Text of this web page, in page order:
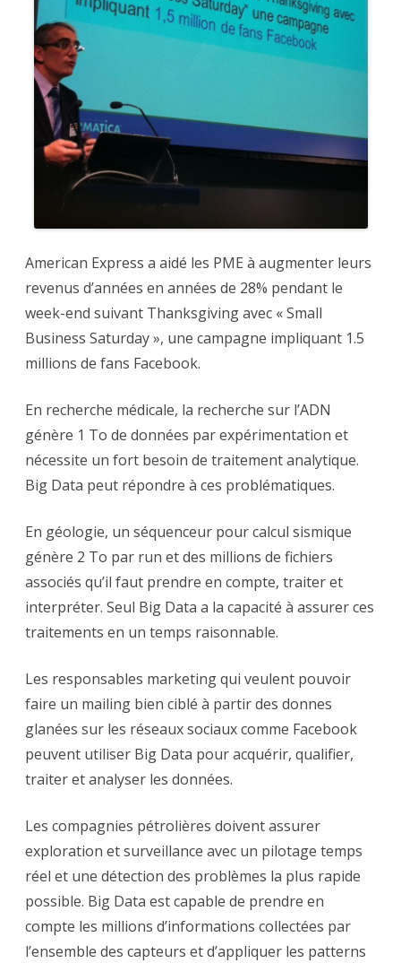
American Express a aidé les PME à augmenter leurs
revenus d’années en années de 28% pendant le
week-end suivant Thanksgiving avec « Small
Business Saturday », une campagne impliquant 1.5
millions de fans Facebook.
En recherche médicale, la recherche sur l’ADN
génère 1 To de données par expérimentation et
nécessite un fort besoin de traitement analytique.
Big Data peut répondre à ces problématiques.
En géologie, un séquenceur pour calcul sismique
génère 2 To par run et des millions de fichiers
associés qu’il faut prendre en compte, traiter et
interpréter. Seul Big Data a la capacité à assurer ces
traitements en un temps raisonnable.
Les responsables marketing qui veulent pouvoir
faire un mailing bien ciblé à partir des donnes
glanées sur les réseaux sociaux comme Facebook
peuvent utiliser Big Data pour acquérir, qualifier,
traiter et analyser les données.
Les compagnies pétrolières doivent assurer
exploration et surveillance avec un pilotage temps
réel et une détection des problèmes la plus rapide
possible. Big Data est capable de prendre en
compte les millions d’informations collectées par
l’ensemble des capteurs et d’appliquer les patterns